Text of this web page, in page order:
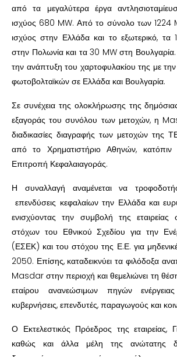
από τα μεγαλύτερα έργα
ισχύος 680 MW. Από το σύνολο των 1224
ισχύος στην Ελλάδα και το εξωτερικό, τα
στην Πολωνία και τα 30 MW στη Βουλγαρία.
την ανάπτυξη του χαρτοφυλακίου της με
φωτοβολταϊκών σε Ελλάδα και Βουλγαρία.
Σε συνέχεια της ολοκλήρωσης της
εξαγοράς του συνόλου των μετοχών, η
διαδικασίες διαγραφής των μετοχών
από το Χρηματιστήριο Αθηνών,
Επιτροπή Κεφαλαιαγοράς.
Η συναλλαγή αναμένεται να
επενδύσεις κεφαλαίων την Ελλάδα και
ενισχύοντας την συμβολή της εταιρείας
στόχων του Εθνικού Σχεδίου για την
(ΕΣΕΚ) και του στόχου της Ε.Ε. για
2050. Επίσης, καταδεικνύει τα φιλόδοξα
Masdar στην περιοχή και θεμελιώνει τη
εταίρου ανανεώσιμων πηγών
κυβερνήσεις, επενδυτές, παραγωγούς και
Ο Εκτελεστικός Πρόεδρος της εταιρείας,
καθώς και άλλα μέλη της ανώτατης